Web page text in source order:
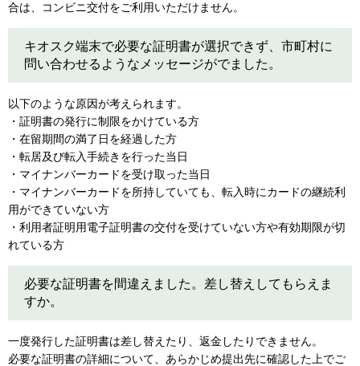
合は、コンビニ交付をご利用いただけません。
キオスク端末で必要な証明書が選択できず、市町村に
問い合わせるようなメッセージがでました。
以下のような原因が考えられます。
・証明書の発行に制限をかけている方
・在留期間の満了日を経過した方
・転居及び転入手続きを行った当日
・マイナンバーカードを受け取った当日
・マイナンバーカードを所持していても、転入時にカードの継続利
用ができていない方
・利用者証明用電子証明書の交付を受けていない方や有効期限が切
れている方
必要な証明書を間違えました。差し替えしてもらえま
すか。
一度発行した証明書は差し替えたり、返金したりできません。
必要な証明書の詳細について、あらかじめ提出先に確認した上でご